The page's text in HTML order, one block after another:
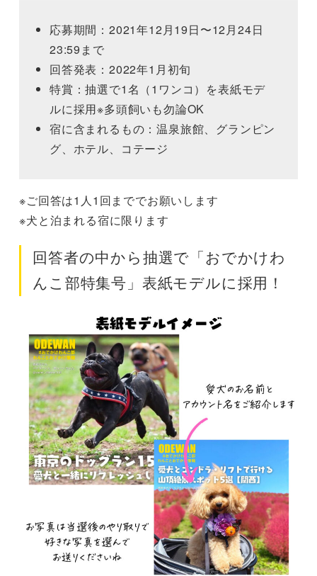
応募期間：2021年12月19日〜12月24日
23:59まで
回答発表：2022年1月初旬
特賞：抽選で1名（1ワンコ）を表紙モデ
ルに採用※多頭飼いも勿論OK
宿に含まれるもの：温泉旅館、グランピン
グ、ホテル、コテージ
※ご回答は1人1回まででお願いします
※犬と泊まれる宿に限ります
回答者の中から抽選で「おでかけわ
んこ部特集号」表紙モデルに採用！